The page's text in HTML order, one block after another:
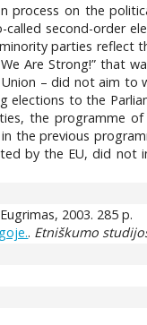
on the
second-order
parties reflect
Are Strong!” that
– did not aim
elections to the
the programme
the previous
by the EU, did
2003. 285 p.
. Etniškumo